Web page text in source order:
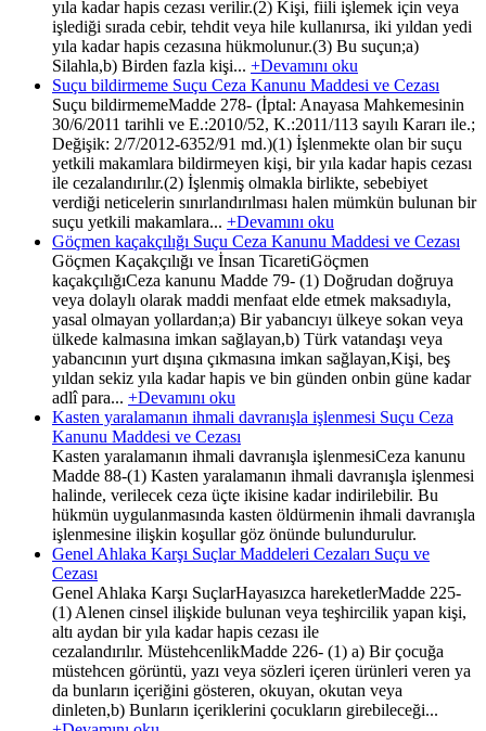
yıla kadar hapis cezası verilir.(2) Kişi, fiili işlemek için veya
işlediği sırada cebir, tehdit veya hile kullanırsa, iki yıldan yedi
yıla kadar hapis cezasına hükmolunur.(3) Bu suçun;a)
Silahla,b) Birden fazla kişi... +Devamını oku
Suçu bildirmeme Suçu Ceza Kanunu Maddesi ve Cezası
Suçu bildirmemeMadde 278- (İptal: Anayasa Mahkemesinin
30/6/2011 tarihli ve E.:2010/52, K.:2011/113 sayılı Kararı ile.;
Değişik: 2/7/2012-6352/91 md.)(1) İşlenmekte olan bir suçu
yetkili makamlara bildirmeyen kişi, bir yıla kadar hapis cezası
ile cezalandırılır.(2) İşlenmiş olmakla birlikte, sebebiyet
verdiği neticelerin sınırlandırılması halen mümkün bulunan bir
suçu yetkili makamlara... +Devamını oku
Göçmen kaçakçılığı Suçu Ceza Kanunu Maddesi ve Cezası
Göçmen Kaçakçılığı ve İnsan TicaretiGöçmen
kaçakçılığıCeza kanunu Madde 79- (1) Doğrudan doğruya
veya dolaylı olarak maddi menfaat elde etmek maksadıyla,
yasal olmayan yollardan;a) Bir yabancıyı ülkeye sokan veya
ülkede kalmasına imkan sağlayan,b) Türk vatandaşı veya
yabancının yurt dışına çıkmasına imkan sağlayan,Kişi, beş
yıldan sekiz yıla kadar hapis ve bin günden onbin güne kadar
adlî para... +Devamını oku
Kasten yaralamanın ihmali davranışla işlenmesi Suçu Ceza
Kanunu Maddesi ve Cezası
Kasten yaralamanın ihmali davranışla işlenmesiCeza kanunu
Madde 88-(1) Kasten yaralamanın ihmali davranışla işlenmesi
halinde, verilecek ceza üçte ikisine kadar indirilebilir. Bu
hükmün uygulanmasında kasten öldürmenin ihmali davranışla
işlenmesine ilişkin koşullar göz önünde bulundurulur.
Genel Ahlaka Karşı Suçlar Maddeleri Cezaları Suçu ve
Cezası
Genel Ahlaka Karşı SuçlarHayasızca hareketlerMadde 225-
(1) Alenen cinsel ilişkide bulunan veya teşhircilik yapan kişi,
altı aydan bir yıla kadar hapis cezası ile
cezalandırılır. MüstehcenlikMadde 226- (1) a) Bir çocuğa
müstehcen görüntü, yazı veya sözleri içeren ürünleri veren ya
da bunların içeriğini gösteren, okuyan, okutan veya
dinleten,b) Bunların içeriklerini çocukların girebileceği...